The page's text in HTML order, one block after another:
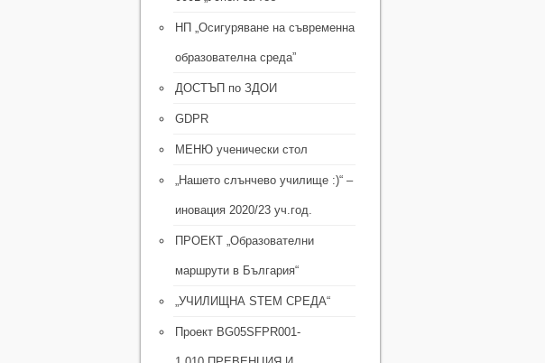
НП „Осигуряване на съвременна
образователна среда”
ДОСТЪП по ЗДОИ
GDPR
МЕНЮ ученически стол
„Нашето слънчево училище :)“ –
иновация 2020/23 уч.год.
ПРОЕКТ „Образователни
маршрути в България“
„УЧИЛИЩНА STEM СРЕДА“
Проект BG05SFPR001-